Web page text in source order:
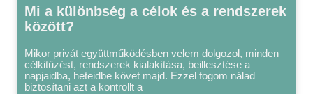
Mi a különbség a célok és a rendszerek
között?
Mikor privát együttműködésben velem dolgozol, minden
célkitűzést, rendszerek kialakítása, beillesztése a
napjaidba, heteidbe követ majd. Ezzel fogom nálad
biztosítani azt a kontrollt a